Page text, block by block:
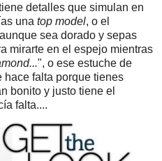
detalles que simulan en
una top model, o el
sea dorado y sepas
mirarte en el espejo mientras
", o ese estuche de
hace falta porque tienes
bonito y justo tiene el
falta....